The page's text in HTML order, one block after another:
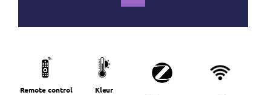
Remote control
Kleur